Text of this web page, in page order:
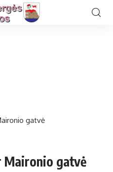
gat­vė
Mai­ro­nio gat­vė